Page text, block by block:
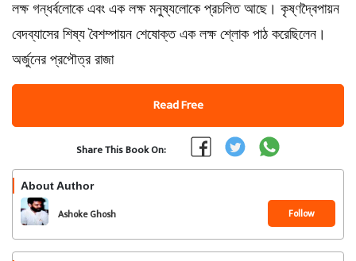
লক্ষ গন্ধর্বলোকে এবং এক লক্ষ মনুষ্যলোকে প্রচলিত আছে। কৃষ্ণদ্বৈপায়ন
বেদব্যাসের শিষ্য বৈশম্পায়ন শেষোক্ত এক লক্ষ শ্লোক পাঠ করেছিলেন।
অর্জুনের প্রপৌত্র রাজা
Read Free
Share This Book On:
About Author
Ashoke Ghosh Follow